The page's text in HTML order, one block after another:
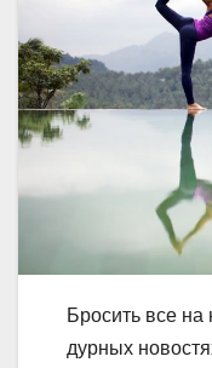
Бросить все на
дурных